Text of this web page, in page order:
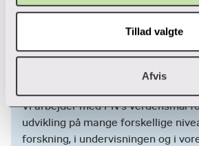
Tillad valgte
Afvis
verdensmålene – lige fra
som viser vejen med bæredygtige
velfærdsprofessionelle, der skal
Vi arbejder med FN's verdensmål
udvikling på mange forskellige
forskning, i undervisningen og i